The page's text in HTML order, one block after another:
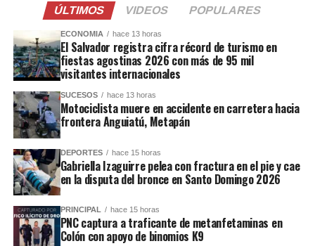
ÚLTIMOS VIDEOS POPULARES
ECONOMIA hace 13 horas
El Salvador registra cifra récord de turismo en
fiestas agostinas 2026 con más de 95 mil
visitantes internacionales
SUCESOS hace 13 horas
Motociclista muere en accidente en carretera hacia
frontera Anguiatú, Metapán
DEPORTES hace 15 horas
Gabriella Izaguirre pelea con fractura en el pie y cae
en la disputa del bronce en Santo Domingo 2026
PRINCIPAL hace 15 horas
PNC captura a traficante de metanfetaminas en
Colón con apoyo de binomios K9